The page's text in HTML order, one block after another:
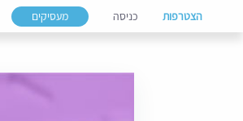
הצטרפות כניסה מעסיקים